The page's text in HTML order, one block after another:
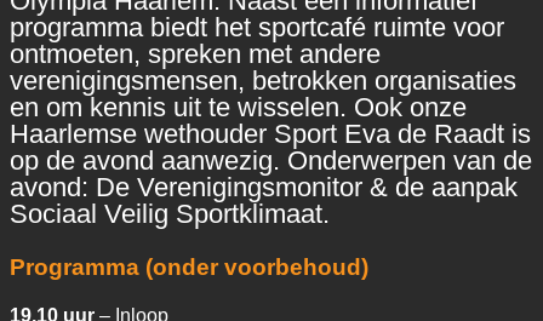
programma biedt het sportcafé ruimte voor
ontmoeten, spreken met andere
verenigingsmensen, betrokken organisaties
en om kennis uit te wisselen. Ook onze
Haarlemse wethouder Sport Eva de Raadt is
op de avond aanwezig. Onderwerpen van de
avond: De Verenigingsmonitor & de aanpak
Sociaal Veilig Sportklimaat.
Programma (onder voorbehoud)
19.10 uur – Inloop